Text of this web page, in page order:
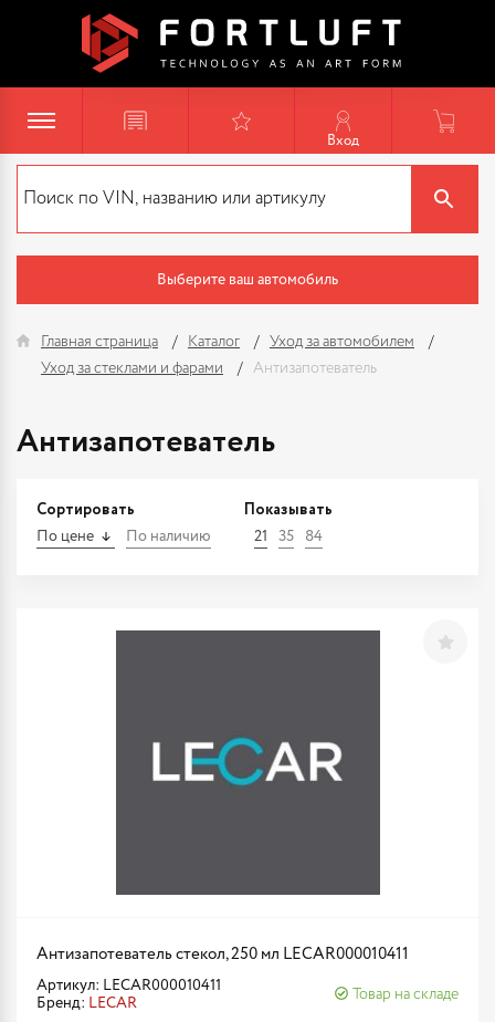
Вход
Выберите ваш автомобиль
Главная страница Каталог
Уход за автомобилем
Уход за стеклами и фарами
Антизапотеватель
Антизапотеватель
Сортировать
По цене По наличию
Показывать
21 35 84
Антизапотеватель стекол, 250 мл LECAR000010411
Артикул: LECAR000010411
Бренд: LECAR
Товар на складе